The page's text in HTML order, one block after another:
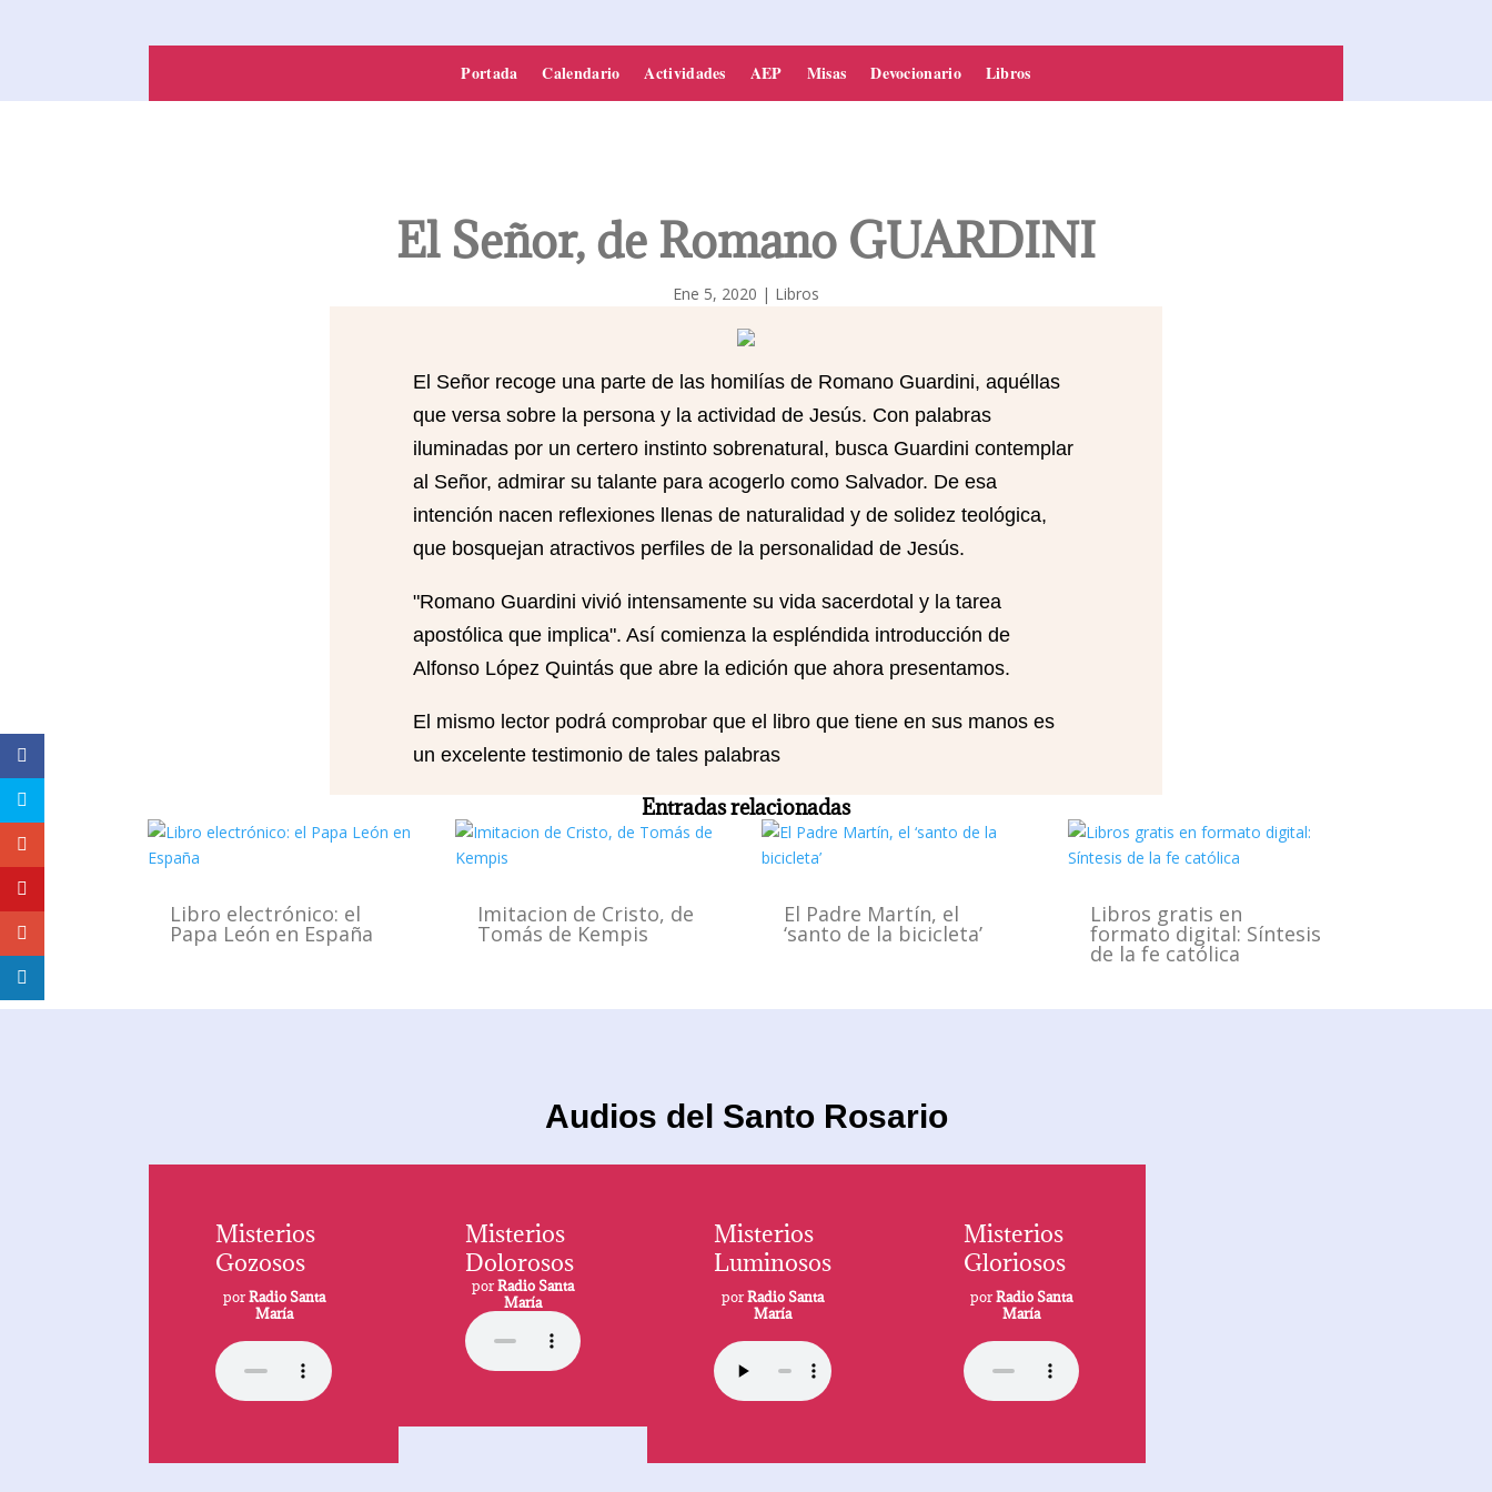
Portada Calendario Actividades AEP Misas Devocionario Libros
El Señor, de Romano GUARDINI
Ene 5, 2020 | Libros
El Señor recoge una parte de las homilías de Romano Guardini, aquéllas
que versa sobre la persona y la actividad de Jesús. Con palabras
iluminadas por un certero instinto sobrenatural, busca Guardini contemplar
al Señor, admirar su talante para acogerlo como Salvador. De esa
intención nacen reflexiones llenas de naturalidad y de solidez teológica,
que bosquejan atractivos perfiles de la personalidad de Jesús.
"Romano Guardini vivió intensamente su vida sacerdotal y la tarea
apostólica que implica". Así comienza la espléndida introducción de
Alfonso López Quintás que abre la edición que ahora presentamos.
El mismo lector podrá comprobar que el libro que tiene en sus manos es
un excelente testimonio de tales palabras
Entradas relacionadas
Libro electrónico: el
Papa León en España
Imitacion de Cristo, de
Tomás de Kempis
El Padre Martín, el
‘santo de la bicicleta’
Libros gratis en
formato digital: Síntesis
de la fe católica
Audios del Santo Rosario
Misterios
Gozosos
porRadio Santa
María
Misterios
Dolorosos
porRadio Santa
María
Misterios
Luminosos
porRadio Santa
María
Misterios
Gloriosos
porRadio Santa
María